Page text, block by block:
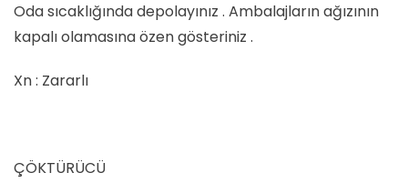
Oda sıcaklığında depolayınız . Ambalajların ağızının
kapalı olamasına özen gösteriniz .
Xn : Zararlı
ÇÖKTÜRÜCÜ